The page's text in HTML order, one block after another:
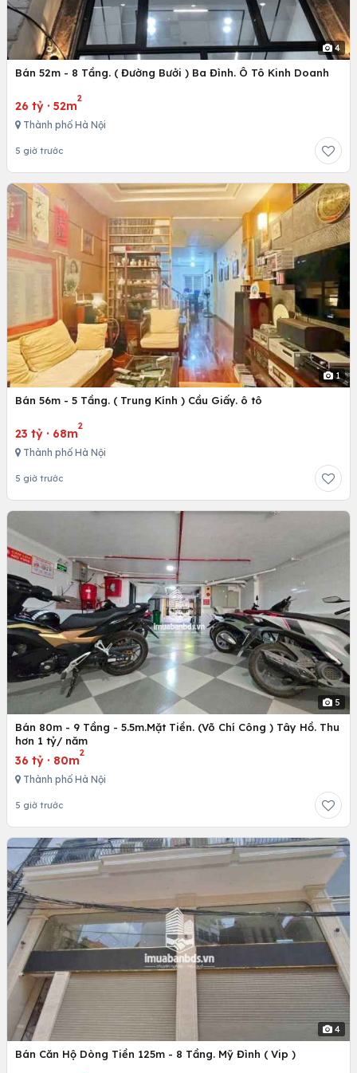
4
Bán 52m - 8 Tầng. ( Đường Bưởi ) Ba Đình. Ô Tô Kinh Doanh
26 tỷ · 52m
2
Thành phố Hà Nội
5 giờ trước
1
Bán 56m - 5 Tầng. ( Trung Kính ) Cầu Giấy. ô tô
23 tỷ · 68m
2
Thành phố Hà Nội
5 giờ trước
5
Bán 80m - 9 Tầng - 5.5m.Mặt Tiền. (Võ Chí Công ) Tây Hồ. Thu
hơn 1 tỷ/ năm
36 tỷ · 80m
2
Thành phố Hà Nội
5 giờ trước
4
Bán Căn Hộ Dòng Tiền 125m - 8 Tầng. Mỹ Đình ( Vip )